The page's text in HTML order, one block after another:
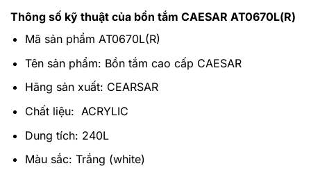
Thông số kỹ thuật của bồn tắm CAESAR AT0670L(R)
Mã sản phẩm AT0670L(R)
Tên sản phẩm: Bồn tắm cao cấp CAESAR
Hãng sản xuất: CEARSAR
Chất liệu: ACRYLIC
Dung tích: 240L
Màu sắc: Trắng (white)